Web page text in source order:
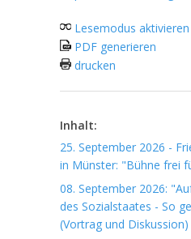
Lesemodus aktivieren
PDF generieren
drucken
Inhalt:
25. September 2026 -
in Münster: "Bühne frei
08. September 2026:
des Sozialstaates - So
(Vortrag und Diskussion)